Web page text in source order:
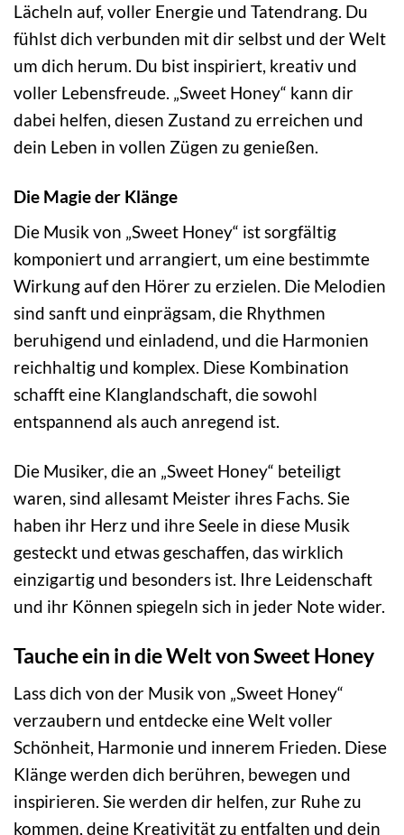
Lächeln auf, voller Energie und Tatendrang. Du
fühlst dich verbunden mit dir selbst und der Welt
um dich herum. Du bist inspiriert, kreativ und
voller Lebensfreude. „Sweet Honey“ kann dir
dabei helfen, diesen Zustand zu erreichen und
dein Leben in vollen Zügen zu genießen.
Die Magie der Klänge
Die Musik von „Sweet Honey“ ist sorgfältig
komponiert und arrangiert, um eine bestimmte
Wirkung auf den Hörer zu erzielen. Die Melodien
sind sanft und einprägsam, die Rhythmen
beruhigend und einladend, und die Harmonien
reichhaltig und komplex. Diese Kombination
schafft eine Klanglandschaft, die sowohl
entspannend als auch anregend ist.
Die Musiker, die an „Sweet Honey“ beteiligt
waren, sind allesamt Meister ihres Fachs. Sie
haben ihr Herz und ihre Seele in diese Musik
gesteckt und etwas geschaffen, das wirklich
einzigartig und besonders ist. Ihre Leidenschaft
und ihr Können spiegeln sich in jeder Note wider.
Tauche ein in die Welt von Sweet Honey
Lass dich von der Musik von „Sweet Honey“
verzaubern und entdecke eine Welt voller
Schönheit, Harmonie und innerem Frieden. Diese
Klänge werden dich berühren, bewegen und
inspirieren. Sie werden dir helfen, zur Ruhe zu
kommen, deine Kreativität zu entfalten und dein